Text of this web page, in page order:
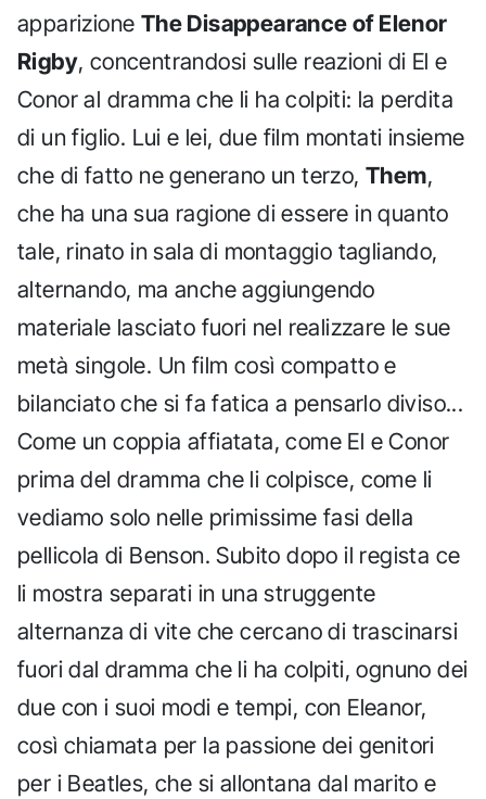
apparizione The Disappearance of Elenor
Rigby, concentrandosi sulle reazioni di El e
Conor al dramma che li ha colpiti: la perdita
di un figlio. Lui e lei, due film montati insieme
che di fatto ne generano un terzo, Them,
che ha una sua ragione di essere in quanto
tale, rinato in sala di montaggio tagliando,
alternando, ma anche aggiungendo
materiale lasciato fuori nel realizzare le sue
metà singole. Un film così compatto e
bilanciato che si fa fatica a pensarlo diviso...
Come un coppia affiatata, come El e Conor
prima del dramma che li colpisce, come li
vediamo solo nelle primissime fasi della
pellicola di Benson. Subito dopo il regista ce
li mostra separati in una struggente
alternanza di vite che cercano di trascinarsi
fuori dal dramma che li ha colpiti, ognuno dei
due con i suoi modi e tempi, con Eleanor,
così chiamata per la passione dei genitori
per i Beatles, che si allontana dal marito e